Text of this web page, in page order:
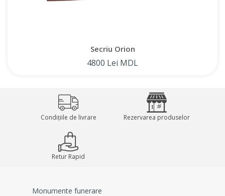
Secriu Orion
4800 Lei MDL
Condițiile de livrare Rezervarea produselor
Retur Rapid
Monumente funerare